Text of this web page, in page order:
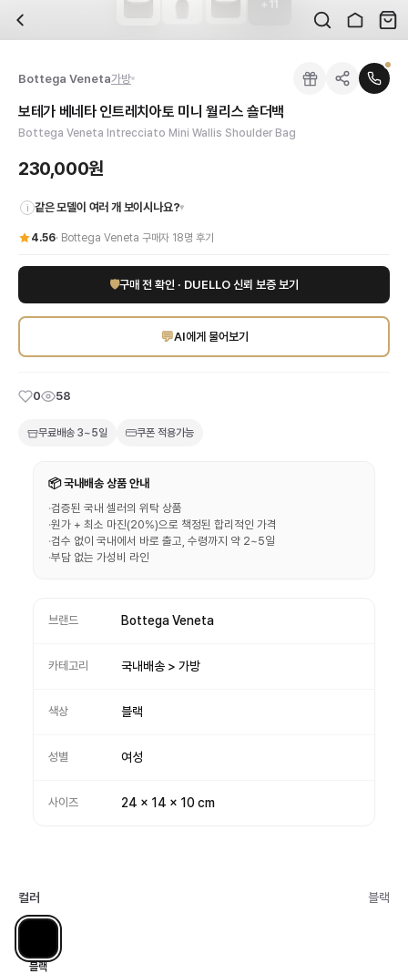
배송은 얼마나 걸리나요?
전문 스태프가 실물 상품을 직접 확인한 후 검수 사진을 제공합니다. 가죽 재질,
교환이나 반품이 가능한가요?
수령 후 7일 이내 신청하시면 상품 하자, 사이즈 불일치, 고객 변심 모두 교환·반
쿠폰과 적립금을 함께 사용할 수 있나요?
네, 쿠폰과 적립금을 결제 시 함께 사용하실 수 있습니다. 적립금은 1,000원 이상
브랜드:
색상:블랙
가격:230,000원
보테가 베네타의 시그니처 인트레치아토 기법으로 완성된 미니 월리스 숄더백을
Bottega Veneta
보테가 베네타 인트레치아토 미니 월리스 숄더백
Bottega Veneta가방
보테가 베네타 인트레치아토 미니 월리스 숄더백
Bottega Veneta Intrecciato Mini Wallis Shoulder Bag
230,000원
i 같은 모델이 여러 개 보이시나요?▾
4.56· Bottega Veneta 구매자 18명 후기
🛡구매 전 확인 · DUELLO 신뢰 보증 보기
💬AI에게 물어보기
0 58
무료배송 3~5일 쿠폰 적용가능
📦 국내배송 상품 안내
·검증된 국내 셀러의 위탁 상품
·원가 + 최소 마진(20%)으로 책정된 합리적인 가격
·검수 없이 국내에서 바로 출고, 수령까지 약 2~5일
·부담 없는 가성비 라인
브랜드 Bottega Veneta
카테고리 국내배송 > 가방
색상 블랙
성별 여성
사이즈 24 x 14 x 10 cm
컬러 블랙
블랙